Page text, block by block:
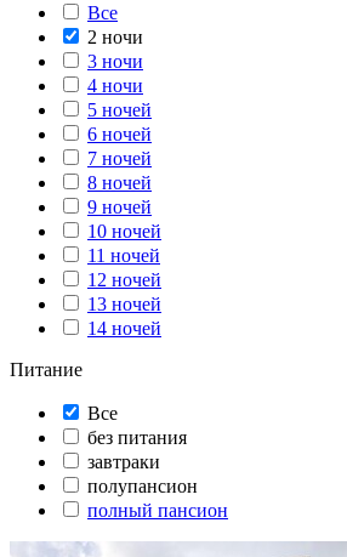
Все
2 ночи
3 ночи
4 ночи
5 ночей
6 ночей
7 ночей
8 ночей
9 ночей
10 ночей
11 ночей
12 ночей
13 ночей
14 ночей
Питание
Все
без питания
завтраки
полупансион
полный пансион